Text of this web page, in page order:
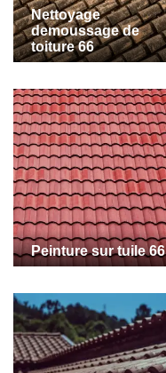
Nettoyage
demoussage de
toiture 66
Peinture sur tuile 66